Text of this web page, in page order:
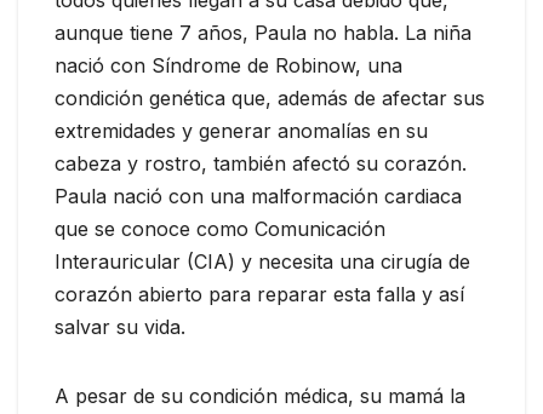
aunque tiene 7 años, Paula no habla. La niña
nació con Síndrome de Robinow, una
condición genética que, además de afectar sus
extremidades y generar anomalías en su
cabeza y rostro, también afectó su corazón.
Paula nació con una malformación cardiaca
que se conoce como Comunicación
Interauricular (CIA) y necesita una cirugía de
corazón abierto para reparar esta falla y así
salvar su vida.
A pesar de su condición médica, su mamá la